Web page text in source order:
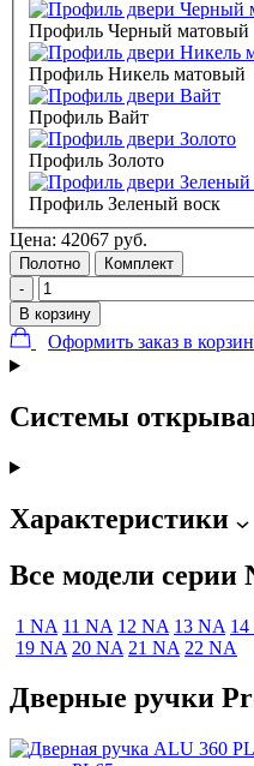
Профиль Черный матовый
Профиль Никель матовый
Профиль Вайт
Профиль Золото
Профиль Зеленый воск
Цена: 42067 руб.
Полотно
Комплект
-
В корзину
Оформить заказ в
Системы
Характеристики
Все модели серии
1 NA 11 NA 12 NA 13 NA
19 NA 20 NA 21 NA 22 NA
Дверные ручки